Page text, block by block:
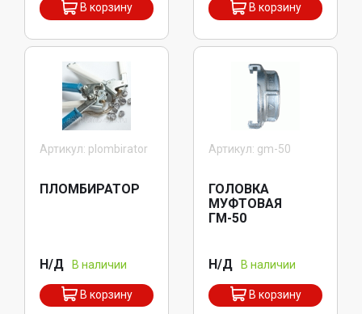
В корзину В корзину
Артикул: plombirator
ПЛОМБИРАТОР
Н/Д В наличии
В корзину
Артикул: gm-50
ГОЛОВКА
МУФТОВАЯ
ГМ-50
Н/Д В наличии
В корзину